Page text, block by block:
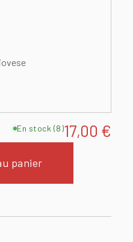
17,00 €
En stock (8)
panier